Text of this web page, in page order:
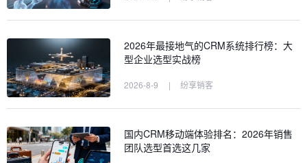
2026年最接地气的CRM系统排行榜：大
型企业选型实战榜
2026-8-9 | 纷享销客
国内CRM移动端体验排名：2026年销售
团队选型首选这几家